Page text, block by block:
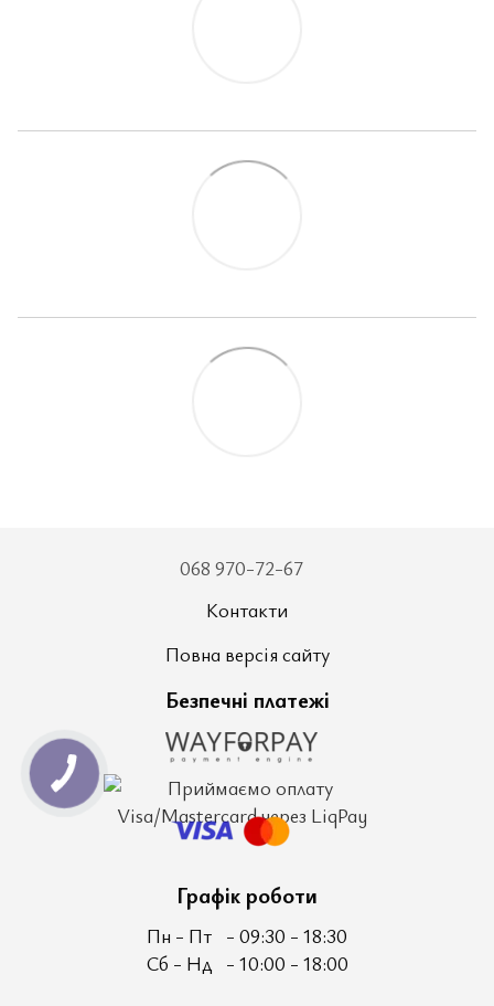
068 970-72-67
Контакти
Повна версія сайту
Безпечні платежі
Графік роботи
Пн - Пт - 09:30 - 18:30
Сб - Нд - 10:00 - 18:00